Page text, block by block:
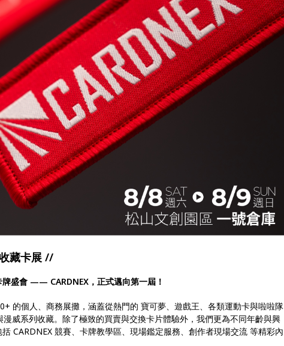
藏卡展 //
盛會 —— CARDNEX，正式邁向第一屆！
的個人、商務展攤，涵蓋從熱門的 寶可夢、遊戲王、各類運動卡與啦啦隊
威系列收藏。除了極致的買賣與交換卡片體驗外，我們更為不同年齡與興
CARDNEX 競賽、卡牌教學區、現場鑑定服務、創作者現場交流 等精彩內